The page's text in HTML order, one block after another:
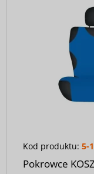
Kod produktu: 5-
Pokrowce